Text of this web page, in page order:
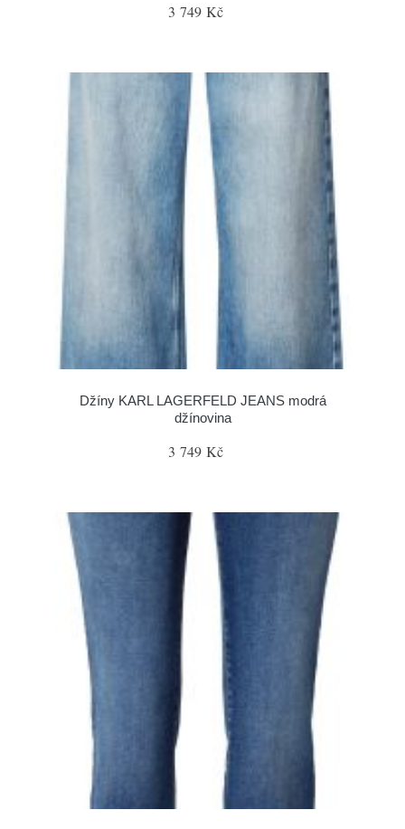
3 749 Kč
Džíny KARL LAGERFELD JEANS modrá
džínovina
3 749 Kč